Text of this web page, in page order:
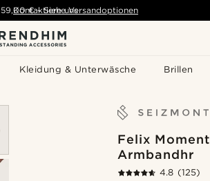
Kleidung & Unterwäsche Brillen
59,00 € - Siehe Versandoptionen
Kontaktiere uns
Felix Moment
Armbandhr
4.8 (125)